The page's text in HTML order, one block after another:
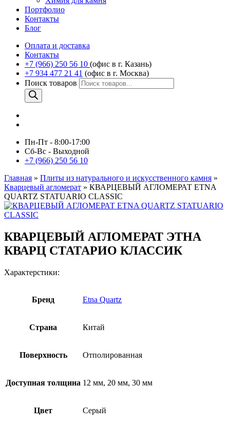
Портфолио
Контакты
Блог
Оплата и доставка
Контакты
+7 (966) 250 56 10 (офис в г. Казань)
+7 934 477 21 41 (офис в г. Москва)
Поиск товаров
Пн-Пт - 8:00-17:00
Сб-Вс - Выходной
+7 (966) 250 56 10
Главная » Плиты из натурального и искусственного камня »
Кварцевый агломерат » КВАРЦЕВЫЙ АГЛОМЕРАТ ETNA
QUARTZ STATUARIO CLASSIC
КВАРЦЕВЫЙ АГЛОМЕРАТ ЭТНА
КВАРЦ СТАТАРИО КЛАССИК
Характерстики:
Бренд Etna Quartz
Страна Китай
Поверхность Отполированная
Доступная толщина 12 мм, 20 мм, 30 мм
Цвет Серый